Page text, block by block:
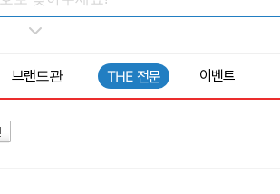
브랜드관 THE 전문 이벤트